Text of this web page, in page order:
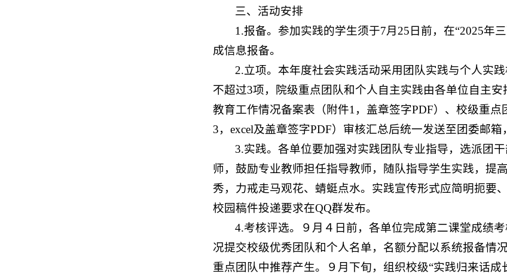
三、活动安排
1.报备。参加实践的学生须于7月25日前，在“2025年
成信息报备。
2.立项。本年度社会实践活动采用团队实践与个人实
不超过3项，院级重点团队和个人自主实践由各单位自主
教育工作情况备案表（附件1，盖章签字PDF）、校级重
3，excel及盖章签字PDF）审核汇总后统一发送至团委邮箱
3.实践。各单位要加强对实践团队专业指导，选派团
师，鼓励专业教师担任指导教师，随队指导学生实践，提
秀，力戒走马观花、蜻蜓点水。实践宣传形式应简明扼要
校园稿件投递要求在QQ群发布。
4.考核评选。９月４日前，各单位完成第二课堂成绩
况提交校级优秀团队和个人名单，名额分配以系统报备情
重点团队中推荐产生。９月下旬，组织校级“实践归来话